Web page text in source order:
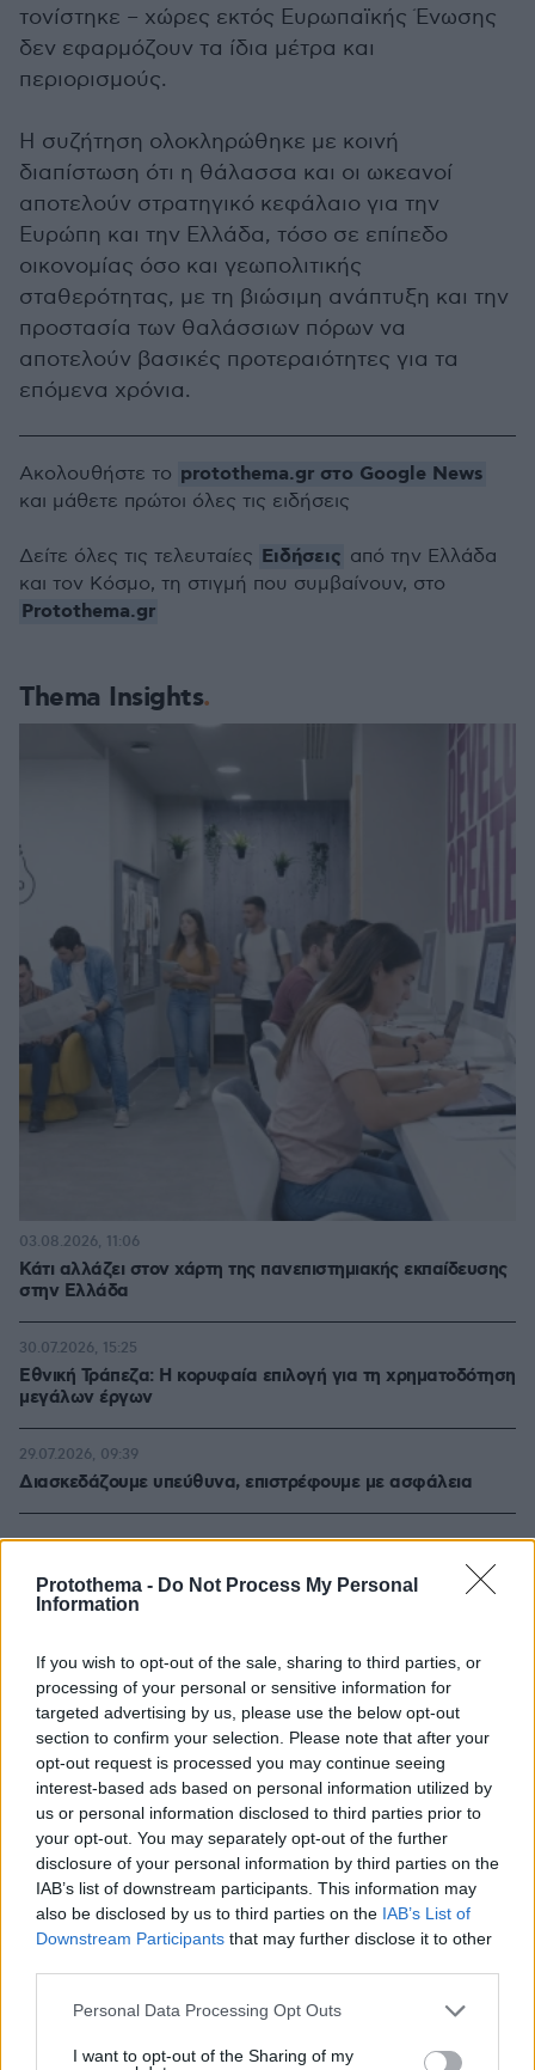
Protothema - Do Not Process My Personal
Information
If you wish to opt-out of the sale, sharing to third parties, or
processing of your personal or sensitive information for
targeted advertising by us, please use the below opt-out
section to confirm your selection. Please note that after your
opt-out request is processed you may continue seeing
interest-based ads based on personal information utilized by
us or personal information disclosed to third parties prior to
your opt-out. You may separately opt-out of the further
disclosure of your personal information by third parties on the
IAB’s list of downstream participants. This information may
also be disclosed by us to third parties on the IAB’s List of
Downstream Participants that may further disclose it to other
Please note that this website/app uses one or more Google
not limited to your visit or usage behaviour. You may click to
Personal Data Processing Opt Outs
I want to opt-out of the Sharing of my
τονίστηκε – χώρες εκτός Ευρωπαϊκής Ένωσης
δεν εφαρμόζουν τα ίδια μέτρα και
περιορισμούς.
Η συζήτηση ολοκληρώθηκε με κοινή
διαπίστωση ότι η θάλασσα και οι ωκεανοί
αποτελούν στρατηγικό κεφάλαιο για την
Ευρώπη και την Ελλάδα, τόσο σε επίπεδο
οικονομίας όσο και γεωπολιτικής
σταθερότητας, με τη βιώσιμη ανάπτυξη και την
προστασία των θαλάσσιων πόρων να
αποτελούν βασικές προτεραιότητες για τα
επόμενα χρόνια.
Thema Insights
Κάτι αλλάζει στον χάρτη της πανεπιστημιακής εκπαίδευσης
στην Ελλάδα
03.08.2026, 11:06
Εθνική Τράπεζα: Η κορυφαία επιλογή για τη χρηματοδότηση
μεγάλων έργων
30.07.2026, 15:25
Διασκεδάζουμε υπεύθυνα, επιστρέφουμε με ασφάλεια
29.07.2026, 09:39
Ακολουθήστε το protothema.gr στο Google News
και μάθετε πρώτοι όλες τις ειδήσεις
Δείτε όλες τις τελευταίες Ειδήσεις από την Ελλάδα
και τον Κόσμο, τη στιγμή που συμβαίνουν, στο
Protothema.gr
ΡΟΗ ΕΙΔΗΣΕΩΝ
Ειδήσεις
Ο Μπρούκλιν Μπέκαμ έβρασε μακαρόνια με θαλασσινό
νερό και προκάλεσε αντιδράσεις στο TikTok: «Μήπως τα
καύσιμα του σκάφους είναι το μυστικό συστατικό;» του
έγραψαν
πριν 8 λεπτά
Πυρκαγιά σε ακατοίκητο κτήριο στην Κουμουνδούρου,
απεγκλωβίστηκε ένα άτομο
Τα νέα nepo babies που κάνουν απόβαση στο Hollywood
πριν 10 λεπτά
Kαύσωνας: Ένας καθηγητής δίνει συμβουλές για να μην
εξαντληθούμε από τη ζέστη
Πρέπει τελικά να πλένουμε το πρόσωπό μας κάθε πρωί;